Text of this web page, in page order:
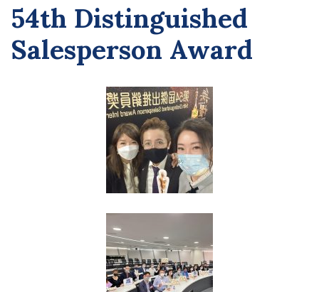
54th Distinguished
Salesperson Award